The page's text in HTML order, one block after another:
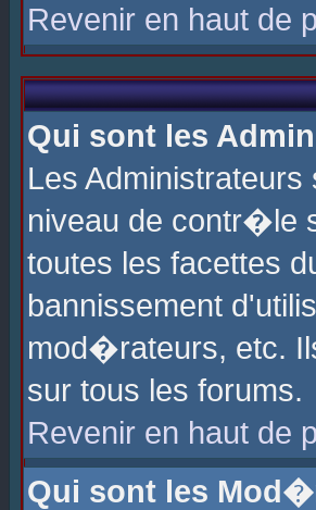
Revenir en haut de
Qui sont les
Les
niveau de contr�le
toutes les facettes
bannissement
mod�rateurs, etc.
sur tous les forums.
Revenir en haut de
Qui sont les